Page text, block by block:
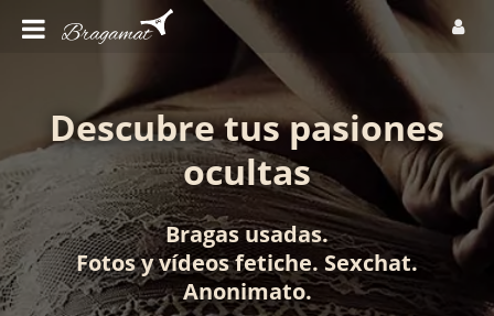
Descubre tus pasiones
ocultas
Bragas usadas.
Fotosyvídeos fetiche. Sexchat.
Anonimato.